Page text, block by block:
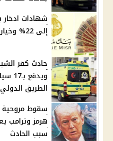
إلى 22% وخيارات متنوعة للمودعين
الطريق الدولي
سقوط مروحية
هرمز وترامب
سبب الحادث